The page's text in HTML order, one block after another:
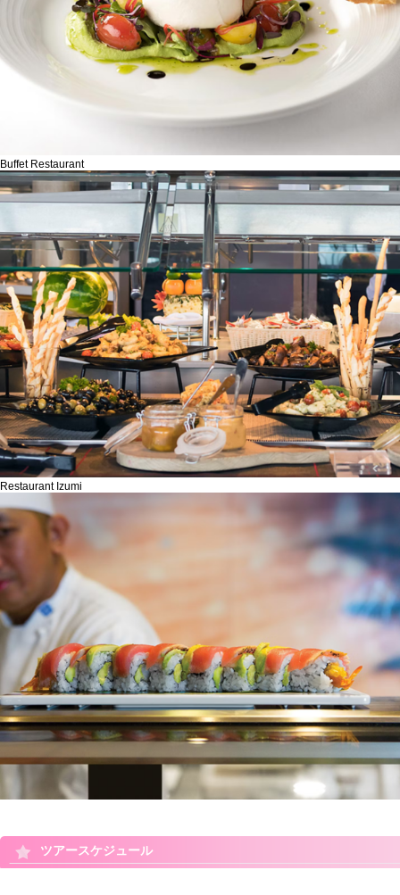
Buffet Restaurant
Restaurant Izumi
ツアースケジュール